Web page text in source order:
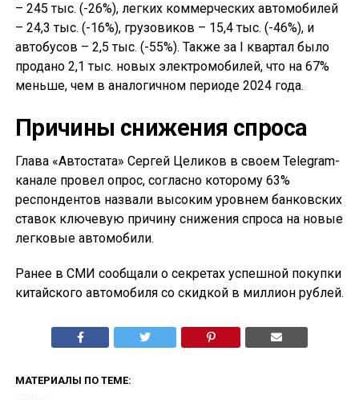
– 245 тыс. (-26%), легких коммерческих автомобилей
– 24,3 тыс. (-16%), грузовиков – 15,4 тыс. (-46%), и
автобусов – 2,5 тыс. (-55%). Также за I квартал было
продано 2,1 тыс. новых электромобилей, что на 67%
меньше, чем в аналогичном периоде 2024 года.
Причины снижения спроса
Глава «Автостата» Сергей Целиков в своем Telegram-
канале провел опрос, согласно которому 63%
респондентов назвали высоким уровнем банковских
ставок ключевую причину снижения спроса на новые
легковые автомобили.
Ранее в СМИ сообщали о секретах успешной покупки
китайского автомобиля со скидкой в миллион рублей.
МАТЕРИАЛЫ ПО ТЕМЕ: